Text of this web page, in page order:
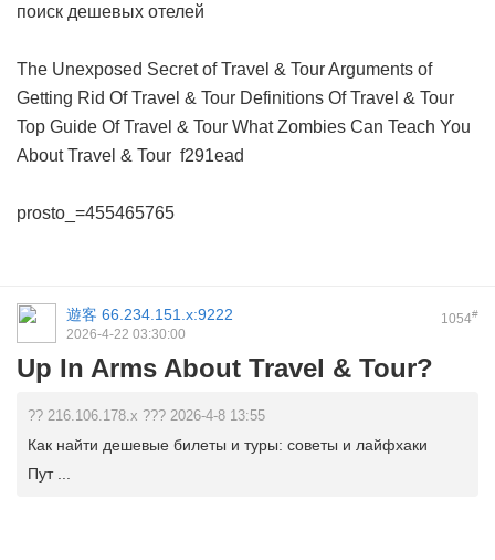
поиск дешевых отелей
The Unexposed Secret of Travel & TourArguments of
Getting Rid Of Travel & Tour Definitions Of Travel & Tour
Top Guide Of Travel & Tour What Zombies Can Teach You
About Travel & Tour f291ead
prosto_=455465765
1054#
遊客 66.234.151.x:9222
2026-4-22 03:30:00
Up In Arms About Travel & Tour?
?? 216.106.178.x ??? 2026-4-8 13:55
Как найти дешевые билеты и туры: советы и лайфхаки
Пут ...